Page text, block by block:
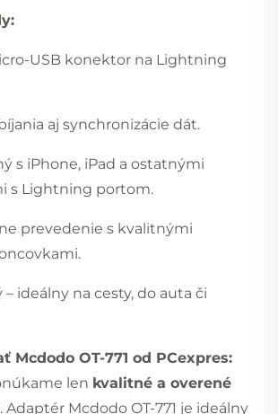
USB konektor na Lightning
aj synchronizácie dát.
s iPhone, iPad a ostatnými
s Lightning portom.
prevedenie s kvalitnými
– ideálny na cesty, do auta či
Mcdodo OT-771 od PCexpres:
len kvalitné a overené
. Adaptér Mcdodo OT-771 je ideálny